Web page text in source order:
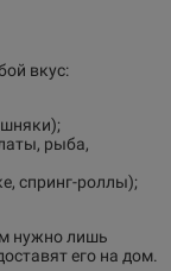
вкус:
рыба,
спринг-роллы);
нужно лишь
его на дом.